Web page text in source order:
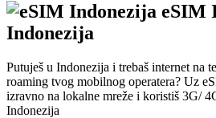
eSIM
Indonezija
Putuješ u Indonezija i trebaš internet na
roaming tvog mobilnog operatera? Uz
izravno na lokalne mreže i koristiš 3G/
Indonezija